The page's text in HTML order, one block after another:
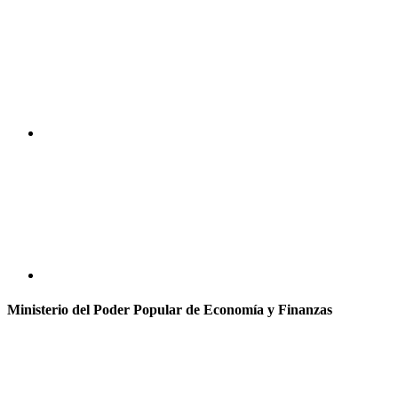
Ministerio del Poder Popular de Economía y Finanzas